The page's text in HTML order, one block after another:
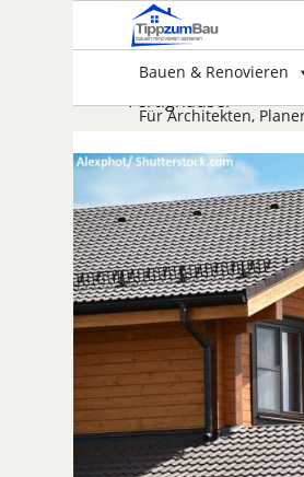
Bauen & Renovieren
Für Architekten,
Fertighäuser